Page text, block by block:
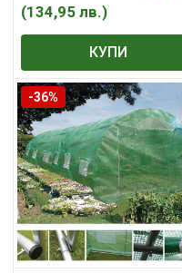
(134,95 лв.)
КУПИ
-36%